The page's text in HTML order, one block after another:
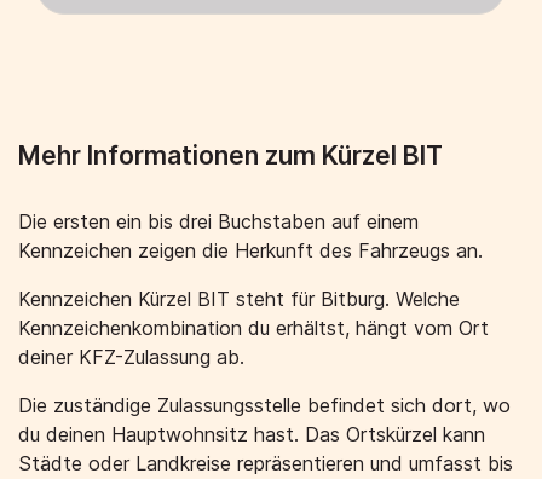
Mehr Informationen zum Kürzel BIT
Die ersten ein bis drei Buchstaben auf einem
Kennzeichen zeigen die Herkunft des Fahrzeugs an.
Kennzeichen Kürzel BIT steht für Bitburg. Welche
Kennzeichenkombination du erhältst, hängt vom Ort
deiner KFZ-Zulassung ab.
Die zuständige Zulassungsstelle befindet sich dort, wo
du deinen Hauptwohnsitz hast. Das Ortskürzel kann
Städte oder Landkreise repräsentieren und umfasst bis